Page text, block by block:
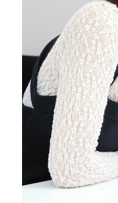
社会・カルチャー・マネー
地域とつながる/お金との